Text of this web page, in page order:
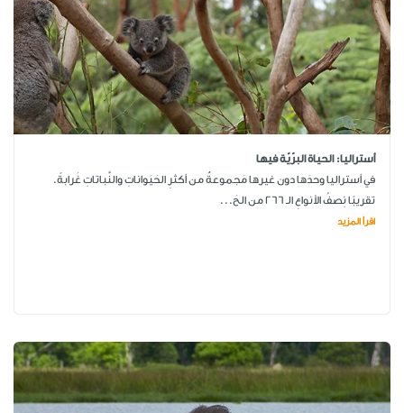
أستراليا: الحياة البرّيّة فيها
في أستراليا وحدَها دون غيرها مَجموعةٌ من أكثرِ الحَيَواناتِ والنَّباتاتِ غَرابةً.
تقريبًا نِصفُ الأنواعِ الـ 266 من الحَ...
اقرأ المزيد